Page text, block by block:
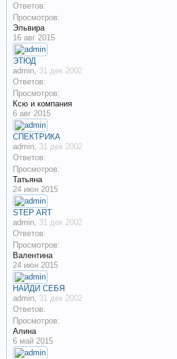
Ответов:
Просмотров:
Эльвира
16 авг 2015
ЭТЮД
admin, 31 дек 2002
Ответов:
Просмотров:
Ксю и компания
6 авг 2015
СПЕКТРИКА
admin, 31 дек 2002
Ответов:
Просмотров:
Татьяна
24 июн 2015
STEP ART
admin, 31 дек 2002
Ответов:
Просмотров:
Валентина
24 июн 2015
НАЙДИ СЕБЯ
admin, 31 дек 2002
Ответов:
Просмотров:
Алина
6 май 2015